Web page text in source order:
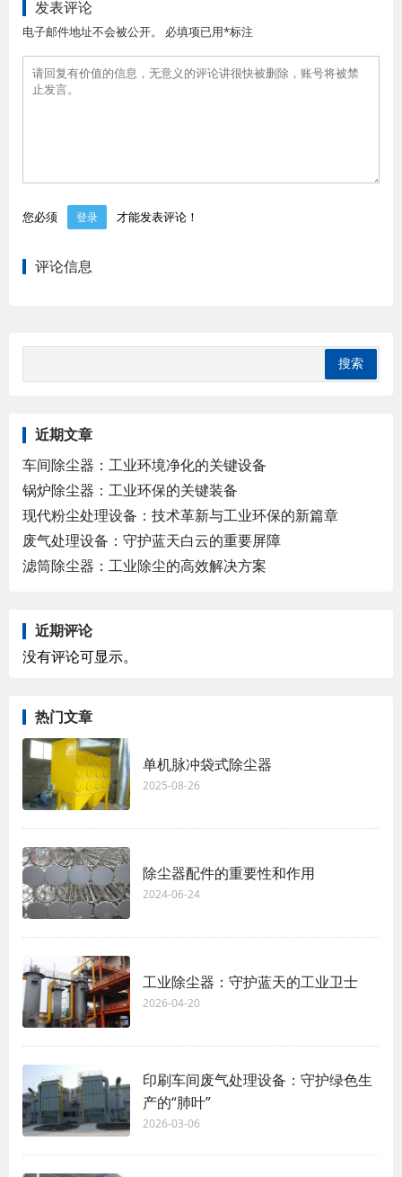
发表评论
电子邮件地址不会被公开。 必填项已用*标注
您必须 登录 才能发表评论！
评论信息
近期文章
车间除尘器：工业环境净化的关键设备
锅炉除尘器：工业环保的关键装备
现代粉尘处理设备：技术革新与工业环保的新篇章
废气处理设备：守护蓝天白云的重要屏障
滤筒除尘器：工业除尘的高效解决方案
近期评论
没有评论可显示。
热门文章
单机脉冲袋式除尘器
2025-08-26
除尘器配件的重要性和作用
2024-06-24
工业除尘器：守护蓝天的工业卫士
2026-04-20
印刷车间废气处理设备：守护绿色生
产的“肺叶”
2026-03-06